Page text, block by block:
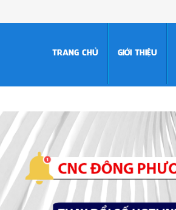
TRANG CHỦ GIỚI THIỆU